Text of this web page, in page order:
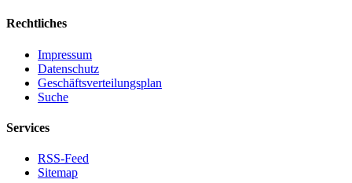
Rechtliches
Impressum
Datenschutz
Geschäftsverteilungsplan
Suche
Services
RSS-Feed
Sitemap